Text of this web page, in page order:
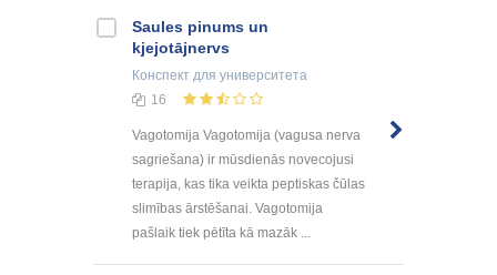
Saules pinums un
kjejotājnervs
Конспект для университета
16
Vagotomija Vagotomija (vagusa nerva
sagriešana) ir mūsdienās novecojusi
terapija, kas tika veikta peptiskas čūlas
slimības ārstēšanai. Vagotomija
pašlaik tiek pētīta kā mazāk ...